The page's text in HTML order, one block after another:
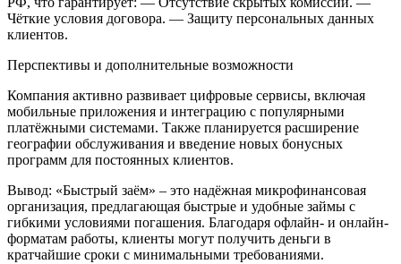
Чёткие условия договора. — Защиту персональных данных
клиентов.
Перспективы и дополнительные возможности
Компания активно развивает цифровые сервисы, включая
мобильные приложения и интеграцию с популярными
платёжными системами. Также планируется расширение
географии обслуживания и введение новых бонусных
программ для постоянных клиентов.
Вывод: «Быстрый заём» – это надёжная микрофинансовая
организация, предлагающая быстрые и удобные займы с
гибкими условиями погашения. Благодаря офлайн- и онлайн-
форматам работы, клиенты могут получить деньги в
кратчайшие сроки с минимальными требованиями.